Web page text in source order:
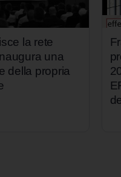
la rete
una
della propria